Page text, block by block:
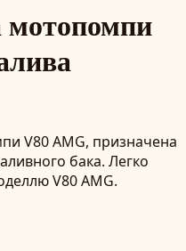
мотопомпи
V80 AMG, призначена
бака. Легко
V80 AMG.